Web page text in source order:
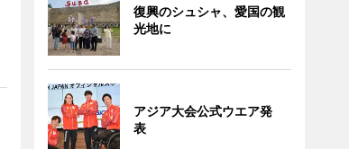
復興のシュシャ、愛国の観
光地に
アジア大会公式ウエア発
表